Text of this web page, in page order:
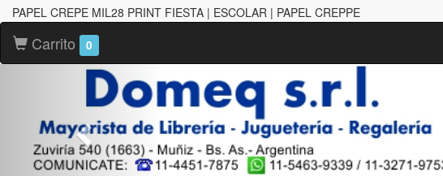
PAPEL CREPE MIL28 PRINT FIESTA | ESCOLAR | PAPEL CREPPE
Carrito 0